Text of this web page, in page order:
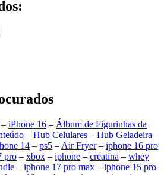
– iPhone 16 – Álbum de Figurinhas da
– Hub Celulares – Hub Geladeira –
14 – ps5 – Air Fryer– iphone 16 pro
pro – xbox – iphone – creatina – whey
– iphone 17 pro max – iphone 15 pro